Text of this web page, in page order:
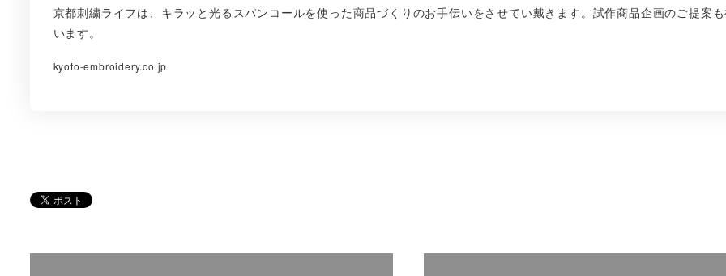
京都刺繍ライフは、キラッと光るスパンコールを使った商品づくりのお手伝いをさせてい戴きます。試作商品企画のご提案
います。
kyoto-embroidery.co.jp